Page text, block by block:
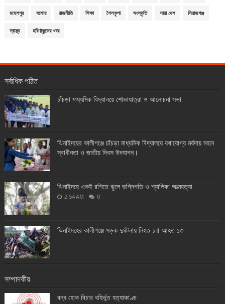
মহেশপুর যশোর রাজনীতি শিক্ষা শৈলকুপা সংস্কৃতি সারা দেশ সিরাজগঞ্জ
স্বাস্থ্য হরিণাকুন্ডের খবর
সর্বাধিক পঠিত
চাঁচড়া মাধ্যমিক বিদ্যালয়ে শোভাযাত্রা ও আলোচনা সভা
ঝিনাইদহের কালীগঞ্জে চাঁচড়া মাধ্যমিক বিদ্যালয়ে যথাযোগ্য মর্যদায় মহান
স্বাধীনতা ও জাতীয় দিবস উদযাপন।
ঝিনাইদহে একই রশিতে ঝুলে ভগ্নিপতি ও শ্যালিকা আত্মহত্যা
2:54 AM 0
ঝিনাইদহের কালীগঞ্জে সড়ক দুর্ঘটনায় নিহত ১॥ আহত ১৩
সম্পাদকীয়
বন্ধ হোক বিচার বহির্ভূত হত্যাকাণ্ড